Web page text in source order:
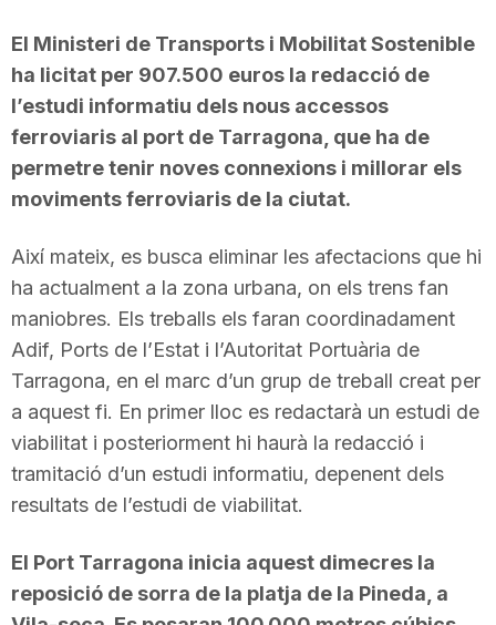
El Ministeri de Transports i Mobilitat Sostenible
ha licitat per 907.500 euros la redacció de
l’estudi informatiu dels nous accessos
ferroviaris al port de Tarragona, que ha de
permetre tenir noves connexions i millorar els
moviments ferroviaris de la ciutat.
Així mateix, es busca eliminar les afectacions que hi
ha actualment a la zona urbana, on els trens fan
maniobres. Els treballs els faran coordinadament
Adif, Ports de l’Estat i l’Autoritat Portuària de
Tarragona, en el marc d’un grup de treball creat per
a aquest fi. En primer lloc es redactarà un estudi de
viabilitat i posteriorment hi haurà la redacció i
tramitació d’un estudi informatiu, depenent dels
resultats de l’estudi de viabilitat.
El Port Tarragona inicia aquest dimecres la
reposició de sorra de la platja de la Pineda, a